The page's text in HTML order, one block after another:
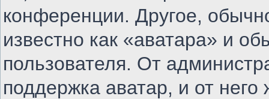
конференции. Другое,
известно как «аватара» и
пользователя. От
поддержка аватар, и от него